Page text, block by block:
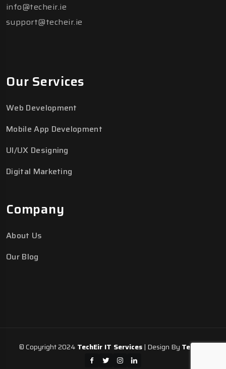
info@techeir.ie
support@techeir.ie
Our Services
Web Development
Mobile App Development
UI/UX Designing
Digital Marketing
Company
About Us
Our Blog
© Copyright 2024 TechEir IT Services| Design By TechEir